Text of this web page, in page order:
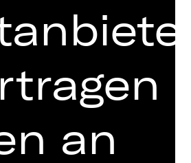
„Glücklich ist, wer
hat sich seit der
an